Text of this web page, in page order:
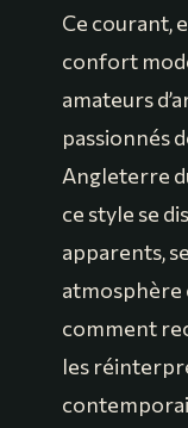
Ce courant,
confort
amateurs
passionnés
Angleterre
ce style se
apparents,
atmosphère
comment
les